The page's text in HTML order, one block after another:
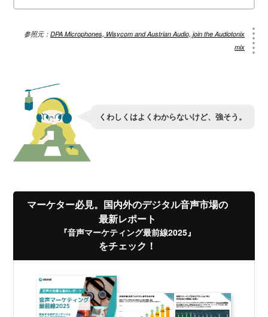
参照元：DPA Microphones, Wisycom and Austrian Audio, join the Audiotonix
mix
くわしくはよくわからないけど、強そう。
マーケター必見。国内外のデジタル音声市場の
最新レポート
『音声マーケティング最前線2025』
をチェック！